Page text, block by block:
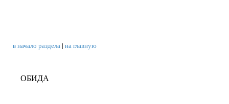
в начало раздела| на главную
ОБИДА